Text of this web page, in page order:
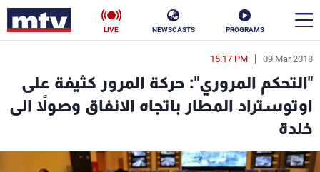
PROGRAMS
NEWSCASTS
LIVE
09 Mar 2018
15:17 PM
"التحكم المروري": حركة المرور كثيفة على
اوتوستراد المطار باتجاه الانفاق وصولاً الى
خلدة
en
الأخبار
سياسة
إقتصاد فن